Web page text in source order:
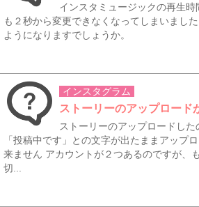
インスタミュージックの再生
も２秒から変更できなくなってしまいまし
ようになりますでしょうか。
インスタグラム
ストーリーのアップロード
ストーリーのアップロードした
「投稿中です」との文字が出たままアップ
来ません アカウントが２つあるのですが、
切...